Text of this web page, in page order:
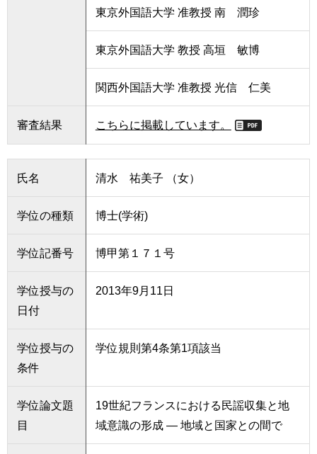
東京外国語大学 准教授 南 潤珍
東京外国語大学 教授 高垣 敏博
関西外国語大学 准教授 光信 仁美
審査結果 こちらに掲載しています。
氏名 清水 祐美子 （女）
学位の種類 博士(学術)
学位記番号 博甲第１７１号
学位授与の
日付
2013年9月11日
学位授与の
条件
学位規則第4条第1項該当
学位論文題
目
19世紀フランスにおける民謡収集と地
域意識の形成 ― 地域と国家との間で